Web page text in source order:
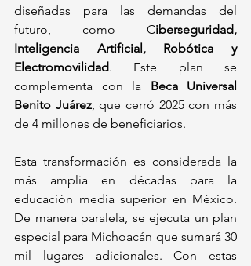
diseñadas para las demandas del
futuro, como Ciberseguridad,
Inteligencia Artificial, Robótica y
Electromovilidad. Este plan se
complementa con la Beca Universal
Benito Juárez, que cerró 2025 con más
de 4 millones de beneficiarios.
Esta transformación es considerada la
más amplia en décadas para la
educación media superior en México.
De manera paralela, se ejecuta un plan
especial para Michoacán que sumará 30
mil lugares adicionales. Con estas